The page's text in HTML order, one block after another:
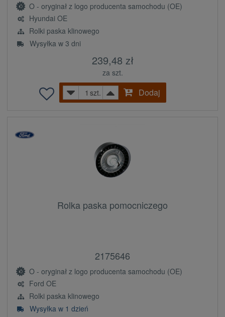
O - oryginał z logo producenta samochodu (OE)
Hyundai OE
Rolki paska klinowego
Wysyłka w 3 dni
239,48 zł
za szt.
szt.
Dodaj
Rolka paska pomocniczego
2175646
O - oryginał z logo producenta samochodu (OE)
Ford OE
Rolki paska klinowego
Wysyłka w 1 dzień